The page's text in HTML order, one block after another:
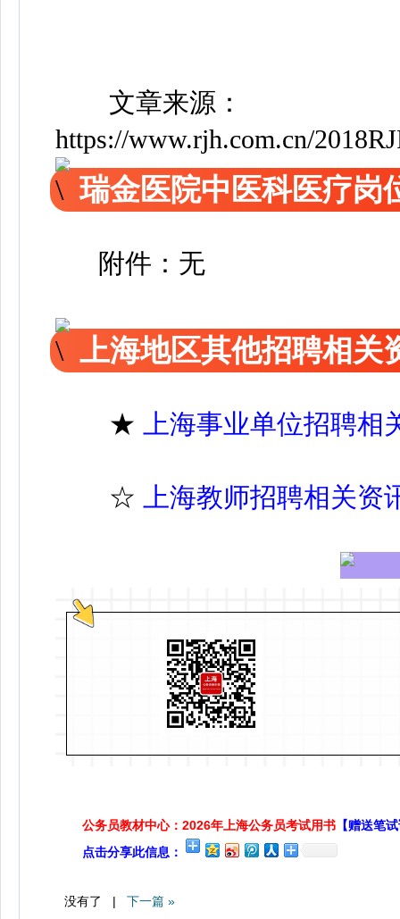
文章来源：
https://www.rjh.com.cn/
瑞金医院中医科医疗岗
附件：无
上海地区其他招聘相关
★ 上海事业单位招聘相
☆ 上海教师招聘相关资
公务员教材中心：2026年上海公务员考试用书 【赠送笔
点击分享此信息：
没有了 | 下一篇 »